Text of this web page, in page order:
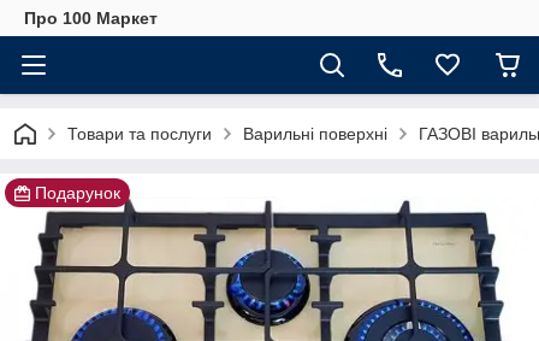
Про 100 Маркет
Товари та послуги Варильні поверхні ГАЗОВІ
Подарунок